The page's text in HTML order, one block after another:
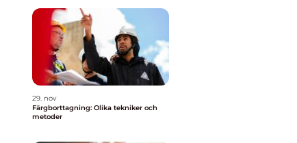
29. nov
Färgborttagning: Olika tekniker och
metoder